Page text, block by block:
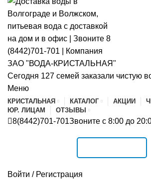
Сегодня 127 семей заказали чистую
Меню
КРИСТАЛЬНАЯ КАТАЛОГ АКЦИИ
ЮР. ЛИЦАМ
ОТЗЫВЫ
8(8442)701-701Звоните с 8:00 до
Войти / Регистрация